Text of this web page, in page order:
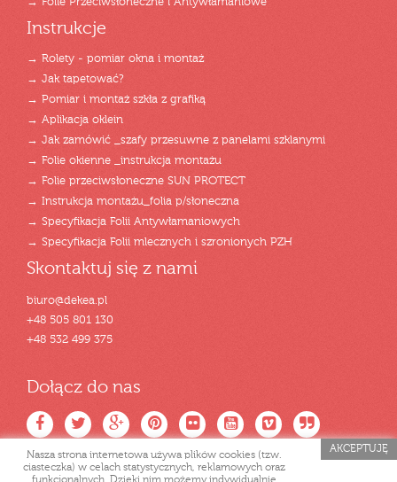
Instrukcje
→ Rolety - pomiar okna i montaż
→ Jak tapetować?
→ Pomiar i montaż szkła z grafiką
→ Aplikacja oklein
→ Jak zamówić _szafy przesuwne z panelami szklanymi
→ Folie okienne _instrukcja montażu
→ Folie przeciwsłoneczne SUN PROTECT
→ Instrukcja montażu_folia p/słoneczna
→ Specyfikacja Folii Antywłamaniowych
→ Specyfikacja Folii mlecznych i szronionych PZH
Skontaktuj się z nami
biuro@dekea.pl
+48 505 801 130
+48 532 499 375
Dołącz do nas
Nasza strona internetowa używa plików cookies (tzw.
ciasteczka) w celach statystycznych, reklamowych oraz
AKCEPTUJĘ